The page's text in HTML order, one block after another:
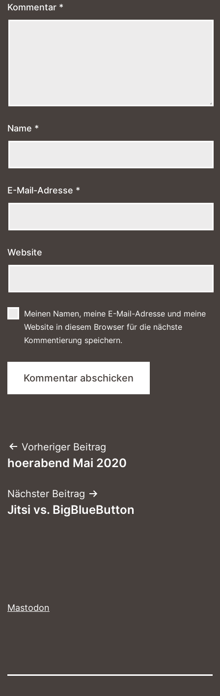
Kommentar *
Name *
E-Mail-Adresse *
Website
Meinen Namen, meine E-Mail-Adresse und meine
Website in diesem Browser für die nächste
Kommentierung speichern.
Beitragsnavigation
Vorheriger Beitrag
hoerabend Mai 2020
Nächster Beitrag
Jitsi vs. BigBlueButton
Mastodon